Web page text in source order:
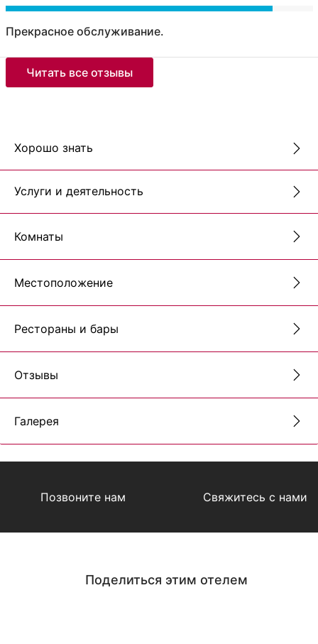
Прекрасное обслуживание.
Читать все отзывы
Хорошо знать
Услуги и деятельность
Комнаты
Местоположение
Рестораны и бары
Отзывы
Галерея
Позвоните нам Свяжитесь с нами
Поделиться этим отелем